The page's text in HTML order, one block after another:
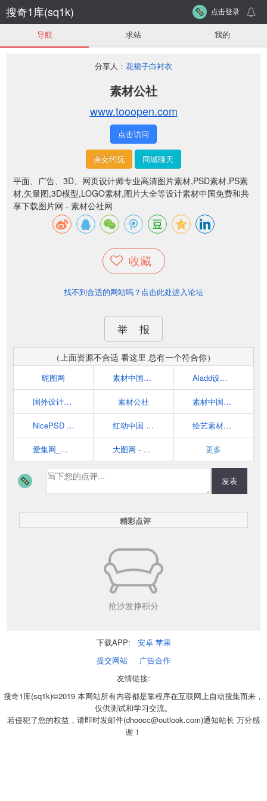
搜奇1库(sq1k) 点击登录
导航 求站 我的
分享人： 花裙子白衬衣
素材公社
www.tooopen.com
点击访问
美女约玩 同城聊天
平面、广告、3D、网页设计师专业高清图片素材,PSD素材,PS素
材,矢量图,3D模型,LOGO素材,图片大全等设计素材中国免费和共
享下载图片网 - 素材公社网
收藏
找不到合适的网站吗？点击此处进入论坛
举 报
（上面资源不合适 看这里 总有一个符合你）
昵图网 素材中国_免费素材共享平台www.sccnn.com Aladd设计量贩铺 | 高品质设计、艺术、摄影、教程、插画类的分享平台
国外设计欣赏网站 - DOOOOR.com 素材公社 素材中国16素材网
NicePSD 优质设计素材下载站 红动中国 - 找设计！上红动 绘艺素材_素材,素材中国,图片素材,设计素材,矢量素材,素材网
爱集网_搜索国内外设计素材分享-发现图片创意设计灵感 大图网 - 影楼素材,PSD素材,矢量素材,高清图片素材,高品质设计素材共享 更多
发表
精彩点评
抢沙发挣积分
下载APP: 安卓 苹果
提交网站
广告合作
友情链接:
搜奇1库(sq1k)©2019 本网站所有内容都是靠程序在互联网上自动搜集而来，
仅供测试和学习交流。
若侵犯了您的权益，请即时发邮件(dhoocc@outlook.com)通知站长 万分感
谢！